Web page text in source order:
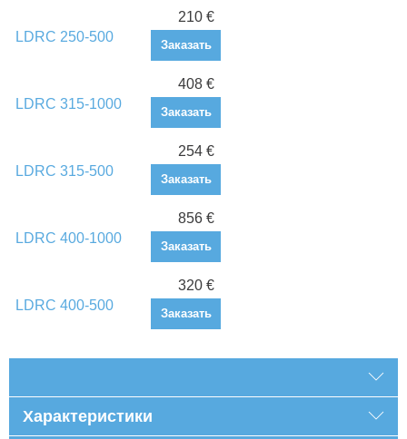
LDRC 250-500
210 €
Заказать
LDRC 315-1000
408 €
Заказать
LDRC 315-500
254 €
Заказать
LDRC 400-1000
856 €
Заказать
LDRC 400-500
320 €
Заказать
Характеристики